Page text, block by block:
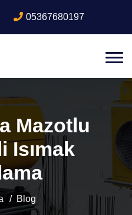
05367680197
Mazotlu
Isımak
Blog